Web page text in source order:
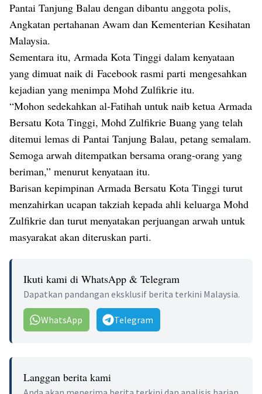
Pantai Tanjung Balau dengan dibantu anggota polis,
Angkatan pertahanan Awam dan Kementerian Kesihatan
Malaysia.
Sementara itu, Armada Kota Tinggi dalam kenyataan
yang dimuat naik di Facebook rasmi parti mengesahkan
kejadian yang menimpa Mohd Zulfikrie itu.
“Mohon sedekahkan al-Fatihah untuk naib ketua Armada
Bersatu Kota Tinggi, Mohd Zulfikrie Buang yang telah
ditemui lemas di Pantai Tanjung Balau, petang semalam.
Semoga arwah ditempatkan bersama orang-orang yang
beriman,” menurut kenyataan itu.
Barisan kepimpinan Armada Bersatu Kota Tinggi turut
menzahirkan ucapan takziah kepada ahli keluarga Mohd
Zulfikrie dan turut menyatakan perjuangan arwah untuk
masyarakat akan diteruskan parti.
Ikuti kami di WhatsApp & Telegram
Dapatkan pandangan eksklusif berita terkini Malaysia.
WhatsApp Telegram
Langgan berita kami